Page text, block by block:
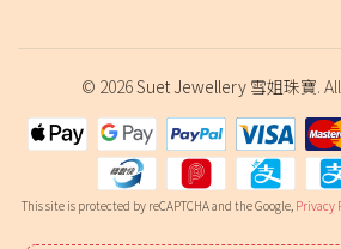
© 2026Suet Jewellery 雪姐珠寶.
This site is protected by reCAPTCHA and the Google, Privacy